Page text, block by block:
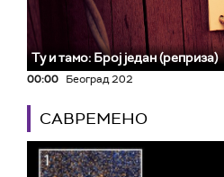
Ту и тамо: Број један (реприза)
00:00 Београд 202
САВРЕМЕНО